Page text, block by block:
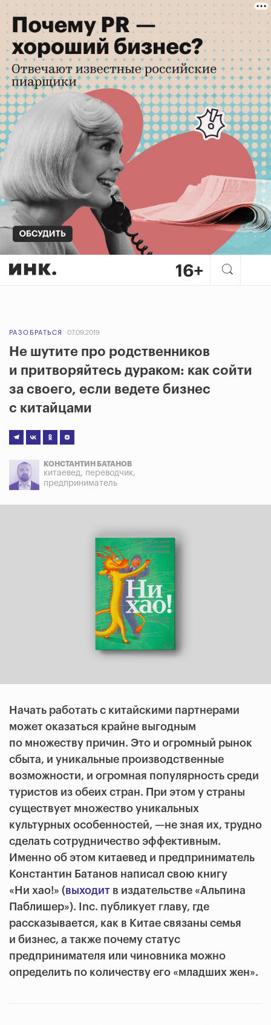
РАЗОБРАТЬСЯ 07.09.2019
Не шутите про родственников
и притворяйтесь дураком: как сойти
за своего, если ведете бизнес
с китайцами
КОНСТАНТИН БАТАНОВ
китаевед, переводчик,
предприниматель
Начать работать с китайскими партнерами
может оказаться крайне выгодным
по множеству причин. Это и огромный рынок
сбыта, и уникальные производственные
возможности, и огромная популярность среди
туристов из обеих стран. При этом у страны
существует множество уникальных
культурных особенностей, —не зная их, трудно
сделать сотрудничество эффективным.
Именно об этом китаевед и предприниматель
Константин Батанов написал свою книгу
«Ни хао!» (выходит в издательстве «Альпина
Паблишер»). Inc. публикует главу, где
рассказывается, как в Китае связаны семья
и бизнес, а также почему статус
предпринимателя или чиновника можно
определить по количеству его «младших жен».